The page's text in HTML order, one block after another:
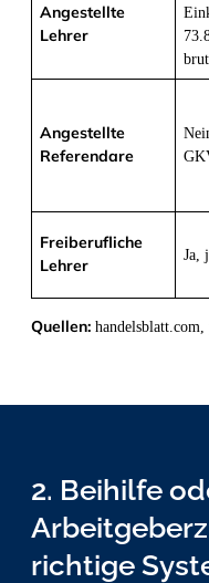
Angestellte
Lehrer
Angestellte
Referendare
Freiberufliche
Lehrer
Ja,
Quellen: handelsblatt.com,
2. Beihilfe
richtige